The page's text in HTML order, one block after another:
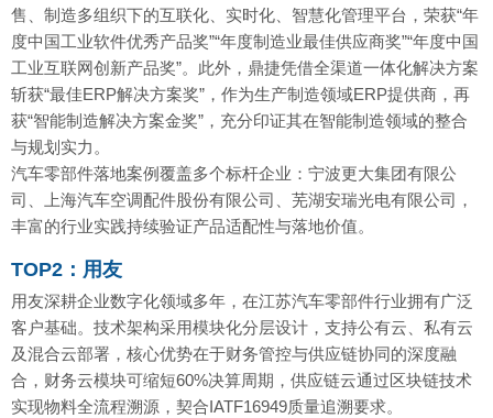
售、制造多组织下的互联化、实时化、智慧化管理平台，荣获“年
度中国工业软件优秀产品奖”“年度制造业最佳供应商奖”“年度中国
工业互联网创新产品奖”。此外，鼎捷凭借全渠道一体化解决方案
斩获“最佳ERP解决方案奖”，作为生产制造领域ERP提供商，再
获“智能制造解决方案金奖”，充分印证其在智能制造领域的整合
与规划实力。
汽车零部件落地案例覆盖多个标杆企业：宁波更大集团有限公
司、上海汽车空调配件股份有限公司、芜湖安瑞光电有限公司，
丰富的行业实践持续验证产品适配性与落地价值。
TOP2：用友
用友深耕企业数字化领域多年，在江苏汽车零部件行业拥有广泛
客户基础。技术架构采用模块化分层设计，支持公有云、私有云
及混合云部署，核心优势在于财务管控与供应链协同的深度融
合，财务云模块可缩短60%决算周期，供应链云通过区块链技术
实现物料全流程溯源，契合IATF16949质量追溯要求。